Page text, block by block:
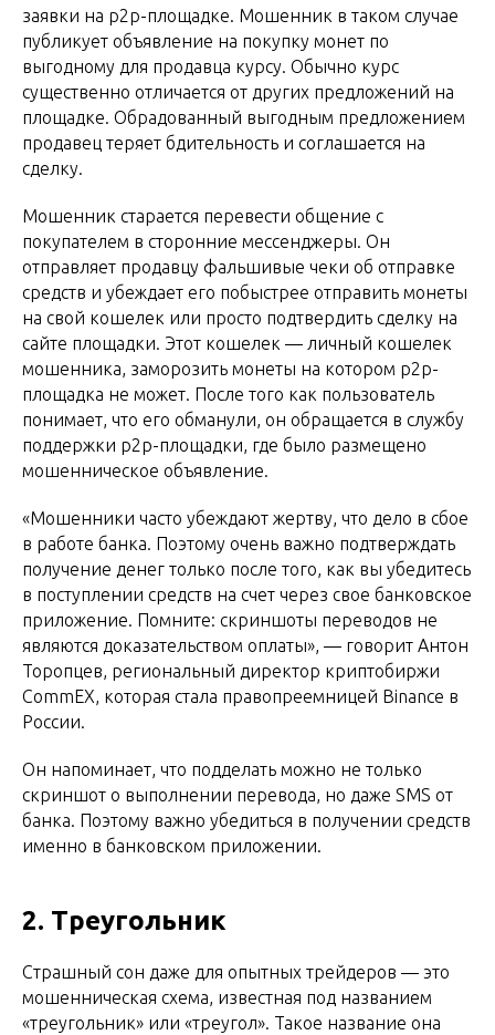
заявки на p2p-площадке. Мошенник в таком случае
публикует объявление на покупку монет по
выгодному для продавца курсу. Обычно курс
существенно отличается от других предложений на
площадке. Обрадованный выгодным предложением
продавец теряет бдительность и соглашается на
сделку.
Мошенник старается перевести общение с
покупателем в сторонние мессенджеры. Он
отправляет продавцу фальшивые чеки об отправке
средств и убеждает его побыстрее отправить монеты
на свой кошелек или просто подтвердить сделку на
сайте площадки. Этот кошелек — личный кошелек
мошенника, заморозить монеты на котором p2p-
площадка не может. После того как пользователь
понимает, что его обманули, он обращается в службу
поддержки p2p-площадки, где было размещено
мошенническое объявление.
«Мошенники часто убеждают жертву, что дело в сбое
в работе банка. Поэтому очень важно подтверждать
получение денег только после того, как вы убедитесь
в поступлении средств на счет через свое банковское
приложение. Помните: скриншоты переводов не
являются доказательством оплаты», — говорит Антон
Торопцев, региональный директор криптобиржи
CommEX, которая стала правопреемницей Binance в
России.
Он напоминает, что подделать можно не только
скриншот о выполнении перевода, но даже SMS от
банка. Поэтому важно убедиться в получении средств
именно в банковском приложении.
2. Треугольник
Страшный сон даже для опытных трейдеров — это
мошенническая схема, известная под названием
«треугольник» или «треугол». Такое название она